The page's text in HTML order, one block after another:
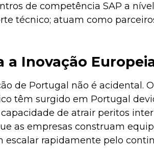
de competência SAP a
técnico; atuam como
a Inovação
de Portugal não é acidental.
têm surgido em Portugal
de atrair peritos
as empresas construam
escalar rapidamente pelo